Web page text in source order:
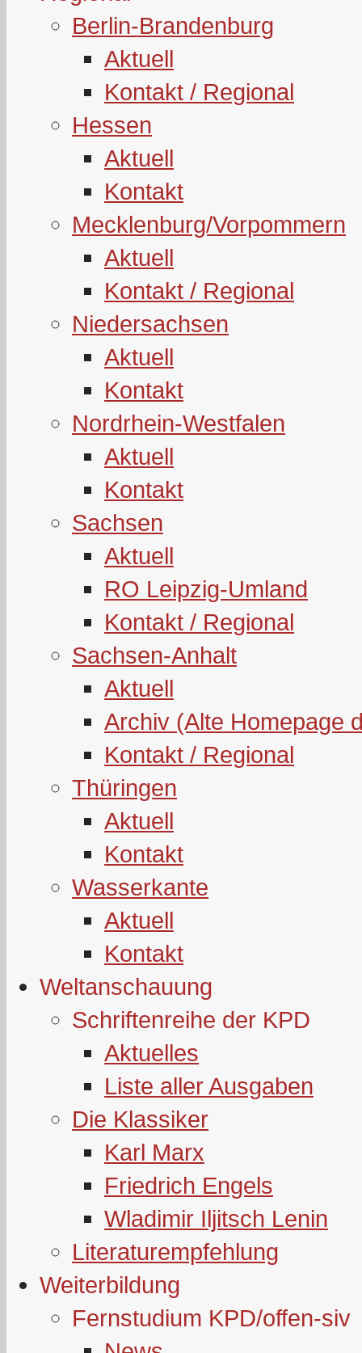
Berlin-Brandenburg
Aktuell
Kontakt / Regional
Hessen
Aktuell
Kontakt
Mecklenburg/Vorpommern
Aktuell
Kontakt / Regional
Niedersachsen
Aktuell
Kontakt
Nordrhein-Westfalen
Aktuell
Kontakt
Sachsen
Aktuell
RO Leipzig-Umland
Kontakt / Regional
Sachsen-Anhalt
Aktuell
Archiv (Alte Homepage
Kontakt / Regional
Thüringen
Aktuell
Kontakt
Wasserkante
Aktuell
Kontakt
Weltanschauung
Schriftenreihe der KPD
Aktuelles
Liste aller Ausgaben
Die Klassiker
Karl Marx
Friedrich Engels
Wladimir Iljitsch Lenin
Literaturempfehlung
Weiterbildung
Fernstudium KPD/offen-siv